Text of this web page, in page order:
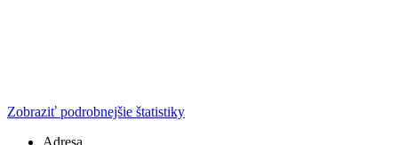
Zobraziť podrobnejšie štatistiky